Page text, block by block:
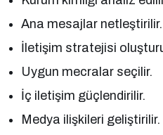
Ana mesajlar netleştirilir.
İletişim stratejisi
Uygun mecralar seçilir.
İç iletişim güçlendirilir.
Medya ilişkileri geliştirilir.